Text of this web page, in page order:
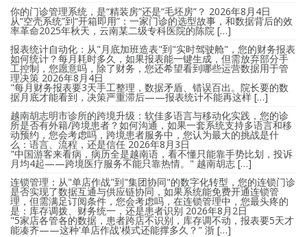
你的门诊管理系统，是“精装房”还是“毛坯房”？ 2026年8月4日
从“空壳系统”到“开箱即用”：一家门诊的选型故事，和数据背后的效
率革命2025年秋天，云南某二级专科医院的陈院 […]
报表统计自动化：从"月底加班造表"到"实时驾驶舱"，您的财务报表
如何统计？每月耗时多久，如果报表能一键生成，但需放弃部分手
工控制，您愿意吗，除了财务，您还希望看到哪些运营数据用于管
理决策 2026年8月4日
"每月财务报表要3天手工整理，数据矛盾、错误百出。院长要的数
据月底才能看到，决策严重滞后——报表统计不能再这样 […]
越南胡志明市诊所的跨境升级：软佳多语言与移动化实践，您的诊
所是否有外籍/跨境患者？如何沟通，如果一套系统支持多语言和移
动预约，您会考虑吗，跨境患者服务中，您认为最大的挑战是什
么：语言、流程，还是信任 2026年8月3日
"中国游客来看病，病历全是越南语，看不懂只能靠手势比划，投诉
月均4起——跨境医疗服务不能只靠热情。" 越南胡志 […]
连锁管理：从"单店作战"到"集团协同"的数字化转型，您的连锁门诊
是否实现了数据互通与供应链协同，如果系统能免费开通连锁管
理，但需满足订阅条件，您会考虑吗，在连锁管理中，您最头疼的
是：库存调拨、财务统一，还是患者识别 2026年8月2日
"5家店各管各的数据，患者跨店不识别，库存调不动，报表要5天才
能凑齐——这种'单店作战'模式还能撑多久？" 浙 […]